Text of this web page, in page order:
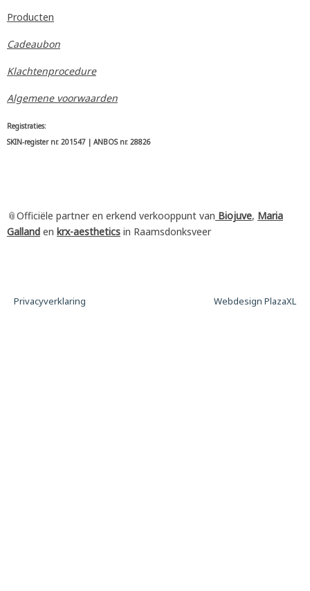
Producten
Cadeaubon
Klachtenprocedure
Algemene voorwaarden
Registraties:
SKIN-register nr. 201547 | ANBOS nr. 28826
📎Officiële partner en erkend verkooppunt van Biojuve, Maria
Galland en krx-aesthetics in Raamsdonksveer
Privacyverklaring Webdesign PlazaXL